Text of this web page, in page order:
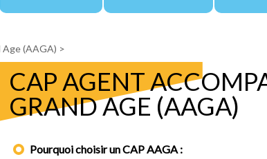
(AAGA) >
CAP AGENT
GRAND AGE (AAGA)
Pourquoi choisir un CAP AAGA :